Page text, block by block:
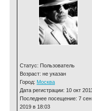
Статус: Пользователь
Возраст: не указан
Город: Москва
Дата регистрации: 10 окт
Последнее посещение: 7 сен
2019 в 18:03